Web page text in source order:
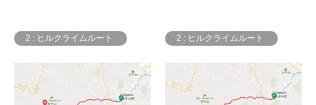
2 : ヒルクライムルート 2 : ヒルクライムルート